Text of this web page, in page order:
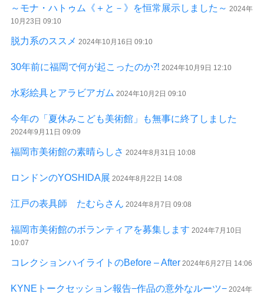
～モナ・ハトゥム《＋と－》を恒常展示しました～ 2024年
10月23日 09:10
脱力系のススメ 2024年10月16日 09:10
30年前に福岡で何が起こったのか⁈ 2024年10月9日 12:10
水彩絵具とアラビアガム 2024年10月2日 09:10
今年の「夏休みこども美術館」も無事に終了しました
2024年9月11日 09:09
福岡市美術館の素晴らしさ 2024年8月31日 10:08
ロンドンのYOSHIDA展 2024年8月22日 14:08
江戸の表具師 たむらさん 2024年8月7日 09:08
福岡市美術館のボランティアを募集します 2024年7月10日
10:07
コレクションハイライトのBefore – After 2024年6月27日 14:06
KYNEトークセッション報告−作品の意外なルーツ− 2024年